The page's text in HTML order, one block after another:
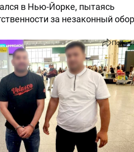
в Нью-Йорке, пытаясь
за незаконный